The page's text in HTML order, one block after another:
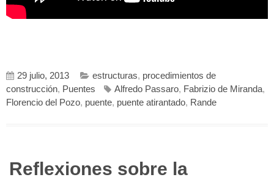
29 julio, 2013 estructuras, procedimientos de
construcción, Puentes Alfredo Passaro, Fabrizio de Miranda,
Florencio del Pozo, puente, puente atirantado, Rande
Reflexiones sobre la